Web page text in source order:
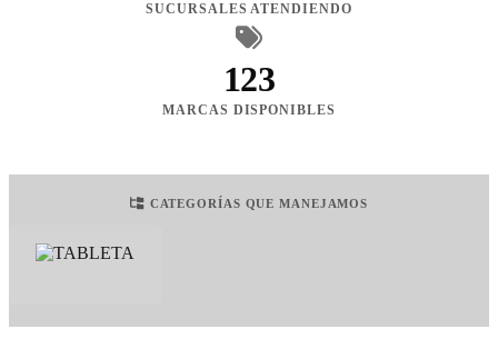
SUCURSALES ATENDIENDO
123
MARCAS DISPONIBLES
CATEGORÍAS QUE MANEJAMOS